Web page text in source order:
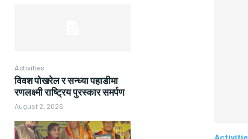
Activities
विवश पोखरेल र सन्ध्या पहाडीमा
रणलक्ष्मी राष्ट्रिय पुरस्कार समर्पण
August 2, 2026